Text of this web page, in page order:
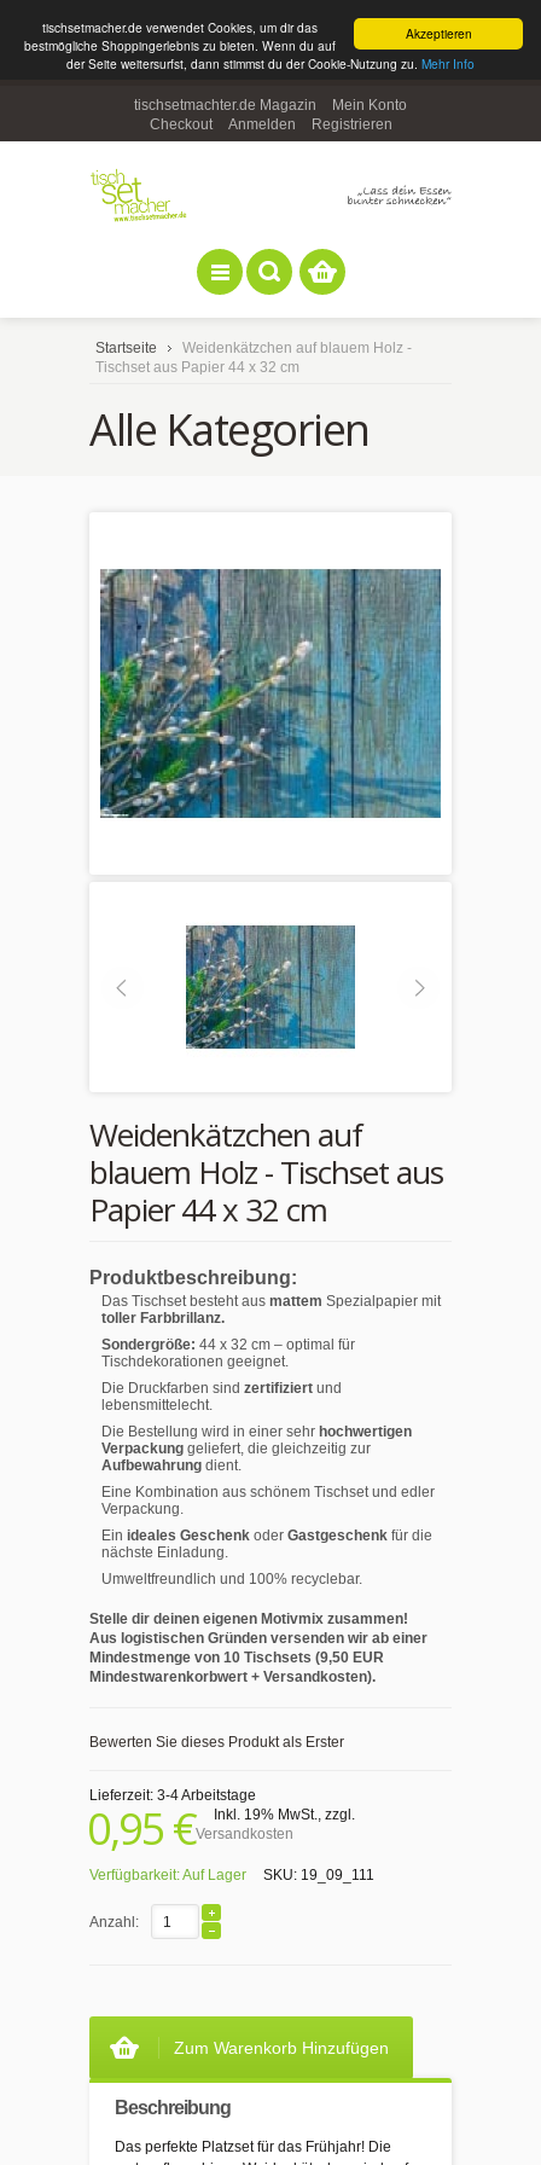
Akzeptieren
tischsetmacher.de verwendet Cookies, um dir das
bestmögliche Shoppingerlebnis zu bieten. Wenn du auf
der Seite weitersurfst, dann stimmst du der Cookie-Nutzung zu. Mehr Info
tischsetmachter.de Magazin
Mein Konto
Checkout
Anmelden Registrieren
Startseite
Weidenkätzchen auf blauem Holz -
Tischset aus Papier 44 x 32 cm
Alle Kategorien
Weidenkätzchen auf
blauem Holz - Tischset aus
Papier 44 x 32 cm
Produktbeschreibung:
Das Tischset besteht aus mattem Spezialpapier mit
toller Farbbrillanz.
Sondergröße: 44 x 32 cm – optimal für
Tischdekorationen geeignet.
Die Druckfarben sind zertifiziert und
lebensmittelecht.
Die Bestellung wird in einer sehr hochwertigen
Verpackung geliefert, die gleichzeitig zur
Aufbewahrung dient.
Eine Kombination aus schönem Tischset und edler
Verpackung.
Ein ideales Geschenk oder Gastgeschenk für die
nächste Einladung.
Umweltfreundlich und 100% recyclebar.
Stelle dir deinen eigenen Motivmix zusammen!
Aus logistischen Gründen versenden wir ab einer
Mindestmenge von 10 Tischsets (9,50 EUR
Mindestwarenkorbwert + Versandkosten).
Bewerten Sie dieses Produkt als Erster
Lieferzeit: 3-4 Arbeitstage
0,95 € Inkl. 19% MwSt., zzgl.
Versandkosten
Verfügbarkeit:Auf Lager SKU: 19_09_111
Anzahl:
Zum Warenkorb Hinzufügen
Beschreibung
Das perfekte Platzset für das Frühjahr! Die